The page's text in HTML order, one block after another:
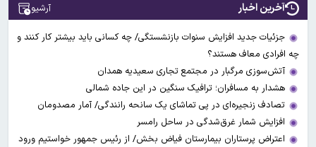
آخرین اخبار آرشیو
جزئیات جدید افزایش سنوات بازنشستگی/ چه کسانی باید بیشتر کار کنند و
چه افرادی معاف هستند؟
آتش‌سوزی مرگبار در مجتمع تجاری سعیدیه همدان
هشدار به مسافران؛ ترافیک سنگین در این جاده شمالی
تصادف زنجیره‌ای در پی تماشای یک سانحه رانندگی/ آمار مصدومان
افزایش شمار غرق‌شدگی در ساحل رامسر
اعتراض پرستاران بیمارستان فیاض بخش/ از رئیس جمهور خواستیم ورود